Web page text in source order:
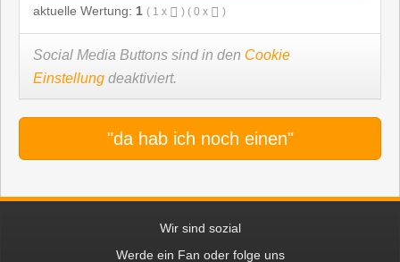
aktuelle Wertung: 1 ( 1 x ) ( 0 x )
Social Media Buttons sind in den Cookie
Einstellung deaktiviert.
"da hab ich noch einen"
Wir sind sozial
Werde ein Fan oder folge uns